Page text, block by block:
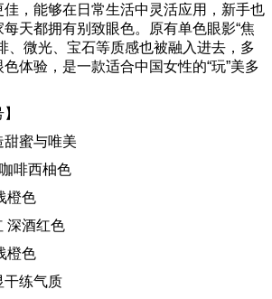
，能够在日常生活中灵活应用，新手也
天都拥有别致眼色。原有单色眼影“焦
、微光、宝石等质感也被融入进去，多
体验，是一款适合中国女性的“玩”美多
蜜与唯美
啡西柚色
色
酒红色
色
练气质